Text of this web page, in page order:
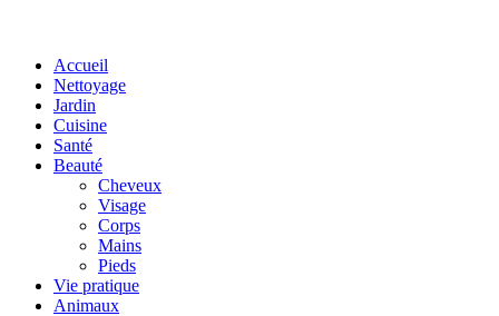
Accueil
Nettoyage
Jardin
Cuisine
Santé
Beauté
Cheveux
Visage
Corps
Mains
Pieds
Vie pratique
Animaux